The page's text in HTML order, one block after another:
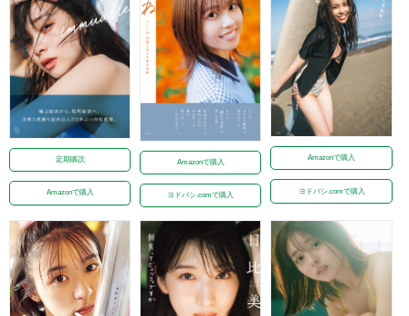
定期購読
Amazonで購入
Amazonで購入
ヨドバシ.comで購入
Amazonで購入
ヨドバシ.comで購入